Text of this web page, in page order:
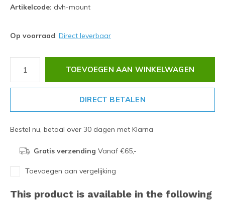
Artikelcode: dvh-mount
Op voorraad: Direct leverbaar
TOEVOEGEN AAN WINKELWAGEN
DIRECT BETALEN
Bestel nu, betaal over 30 dagen met Klarna
Gratis verzending Vanaf €65,-
Toevoegen aan vergelijking
This product is available in the following